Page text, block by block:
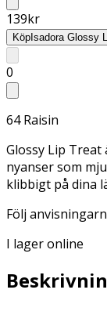
139kr
KöpIsadora Glossy
0
64 Raisin
Glossy Lip
nyanser som
klibbigt på dina
Följ
I lager online